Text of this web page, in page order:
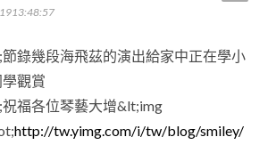
錄幾段海飛茲的演出給家中正在學小
觀賞
福各位琴藝大增&lt;img
http://tw.yimg.com/i/tw/blog/smiley/